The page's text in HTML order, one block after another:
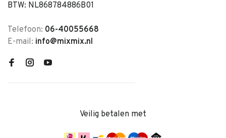
BTW: NL868784886B01
Telefoon: 06-40055668
E-mail: info@mixmix.nl
Veilig betalen met